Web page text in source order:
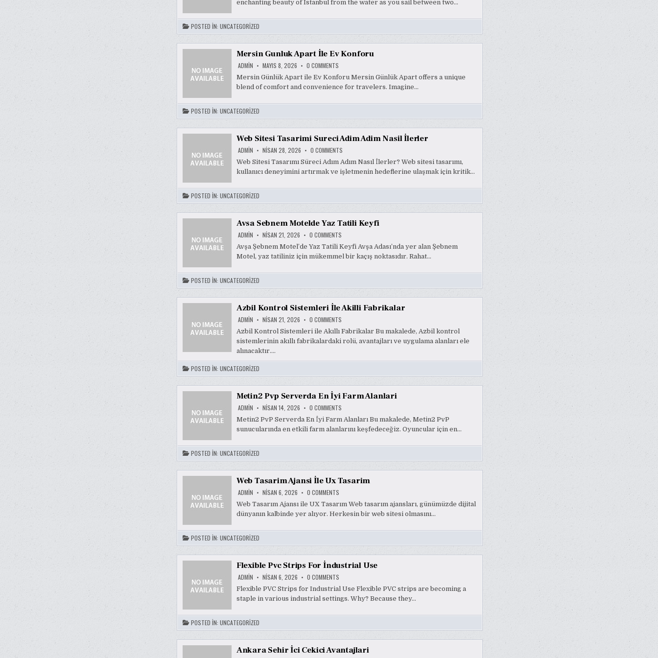
SAILING
enchanting beauty of Istanbul from the water as you sail between two…
POSTED IN: UNCATEGORIZED
Mersin Gunluk Apart İle Ev Konforu
ADMIN MAYIS 8, 2026 0 COMMENTSON
MERSIN
GUNLUK
APART
İLE
Mersin Günlük Apart ile Ev Konforu Mersin Günlük Apart offers a unique
blend of comfort and convenience for travelers. Imagine…
POSTED IN: UNCATEGORIZED
Web Sitesi Tasarimi Sureci Adim Adim Nasil İlerler
ADMIN NISAN 28, 2026 0 COMMENTSON
WEB
SITESI
TASARIMI
SURECI
NASIL
Web Sitesi Tasarımı Süreci Adım Adım Nasıl İlerler? Web sitesi tasarımı,
kullanıcı deneyimini artırmak ve işletmenin hedeflerine ulaşmak için kritik…
POSTED IN: UNCATEGORIZED
Avsa Sebnem Motelde Yaz Tatili Keyfi
ADMIN NISAN 21, 2026 0 COMMENTSON
AVSA
SEBNEM
MOTELDE
YAZ
Avşa Şebnem Motel’de Yaz Tatili Keyfi Avşa Adası’nda yer alan Şebnem
Motel, yaz tatiliniz için mükemmel bir kaçış noktasıdır. Rahat…
POSTED IN: UNCATEGORIZED
Azbil Kontrol Sistemleri İle Akilli Fabrikalar
ADMIN NISAN 21, 2026 0 COMMENTSON
AZBIL
KONTROL
SISTEMLERI
İLE
Azbil Kontrol Sistemleri ile Akıllı Fabrikalar Bu makalede, Azbil kontrol
sistemlerinin akıllı fabrikalardaki rolü, avantajları ve uygulama alanları ele
alınacaktır….
POSTED IN: UNCATEGORIZED
Metin2 Pvp Serverda En İyi Farm Alanlari
ADMIN NISAN 14, 2026 0 COMMENTSON
METIN2
PVP
SERVERDA
EN
ALANLARI
Metin2 PvP Serverda En İyi Farm Alanları Bu makalede, Metin2 PvP
sunucularında en etkili farm alanlarını keşfedeceğiz. Oyuncular için en…
POSTED IN: UNCATEGORIZED
Web Tasarim Ajansi İle Ux Tasarim
ADMIN NISAN 6, 2026 0 COMMENTSON
WEB
TASARIM
AJANSI
İLE
Web Tasarım Ajansı ile UX Tasarım Web tasarım ajansları, günümüzde dijital
dünyanın kalbinde yer alıyor. Herkesin bir web sitesi olmasını…
POSTED IN: UNCATEGORIZED
Flexible Pvc Strips For İndustrial Use
ADMIN NISAN 6, 2026 0 COMMENTSON
FLEXIBLE
PVC
FOR
Flexible PVC Strips for Industrial Use Flexible PVC strips are becoming a
staple in various industrial settings. Why? Because they…
POSTED IN: UNCATEGORIZED
Ankara Sehir İci Cekici Avantajlari